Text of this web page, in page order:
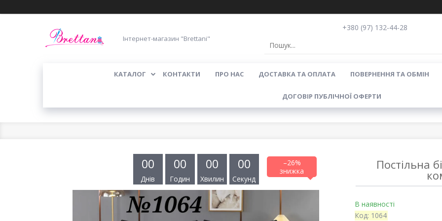
Інтернет-магазин "Brettani"
+380 (97) 132-44-28
КАТАЛОГ КОНТАКТИ ПРО НАС ДОСТАВКА ТА ОПЛАТА ПОВЕРНЕННЯ ТА ОБМІН
ДОГОВІР ПУБЛІЧНОЇ ОФЕРТИ
–26%
00
Днів
00
Годин
00
Хвилин
00
Секунд
Постільна
В наявності
Код: 1064